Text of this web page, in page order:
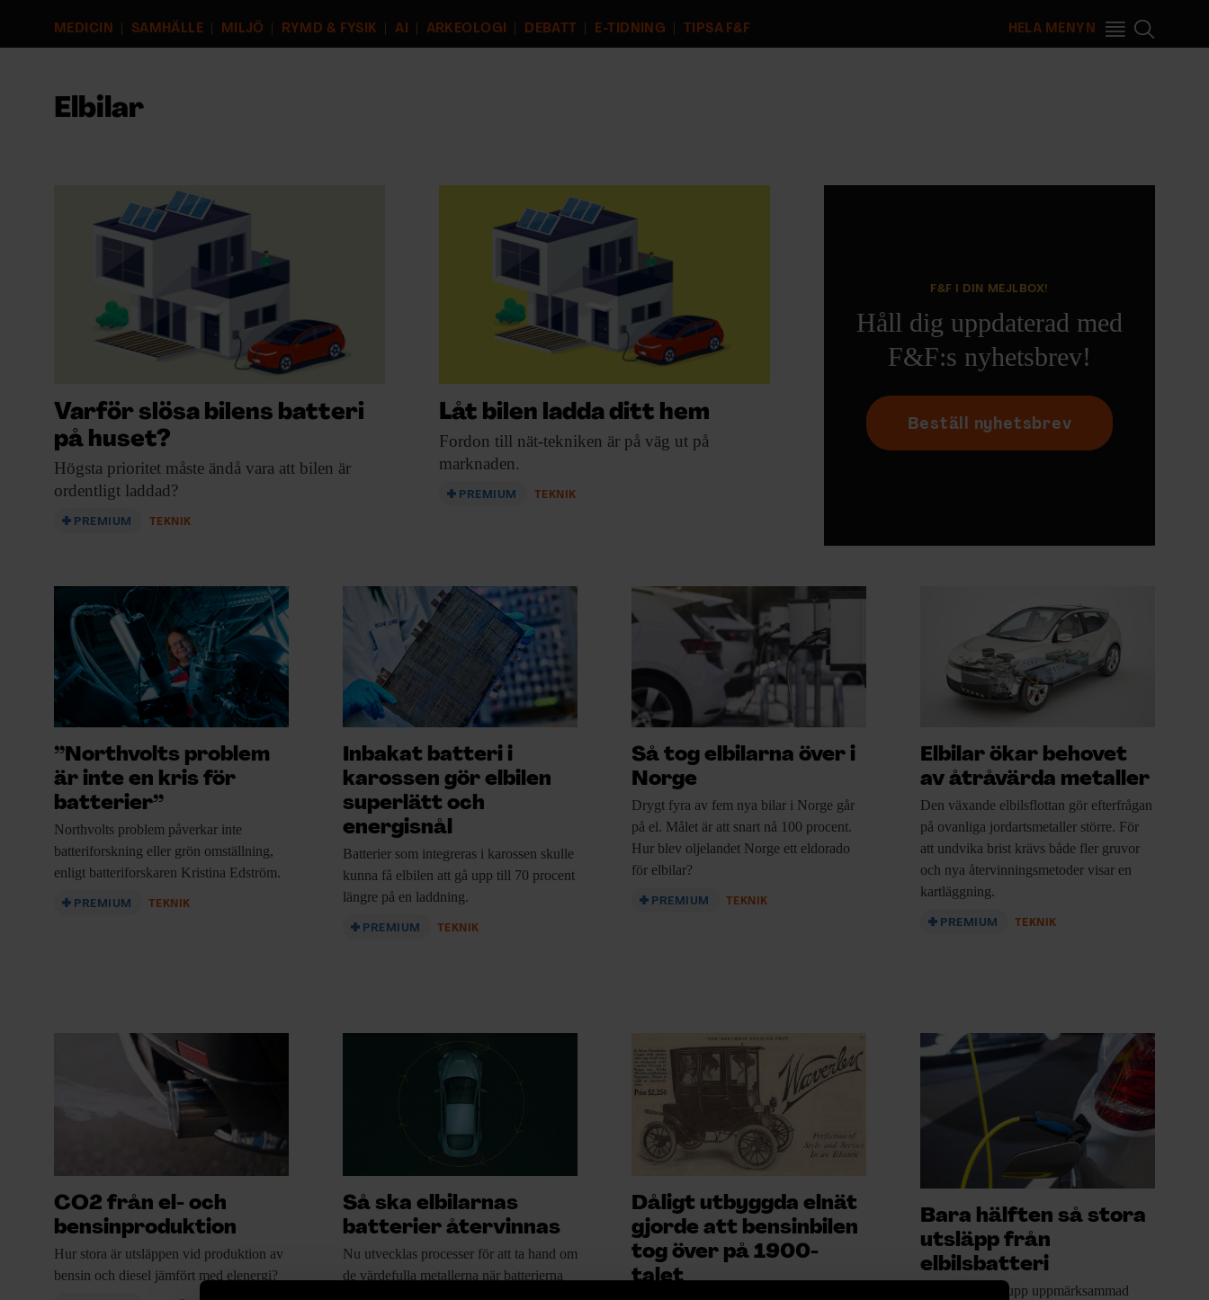
MEDICIN SAMHÄLLE MILJÖ RYMD & FYSIK AI ARKEOLOGI DEBATT E-TIDNING TIPSA F&F HELA MENYN
EVENEMANG & RESOR
KONTAKTA F&F
PRENUMERERA PÅ F&F
ANNONSERA I F&F
OM F&F
Elbilar
Varför slösa bilens batteri
på huset?
Högsta prioritet måste ändå vara att bilen är
ordentligt laddad?
PREMIUM TEKNIK
Låt bilen ladda ditt hem
Fordon till nät-tekniken är på väg ut på
marknaden.
PREMIUM TEKNIK
F&F I DIN MEJLBOX!
Håll dig uppdaterad med
F&F:s nyhetsbrev!
Beställ nyhetsbrev
”Northvolts problem
är inte en kris för
batterier”
Northvolts problem påverkar inte
batteriforskning eller grön omställning,
enligt batteriforskaren Kristina Edström.
PREMIUM TEKNIK
Inbakat batteri i
karossen gör elbilen
superlätt och
energisnål
Batterier som integreras i karossen skulle
kunna få elbilen att gå upp till 70 procent
längre på en laddning.
PREMIUM TEKNIK
Så tog elbilarna över i
Norge
Drygt fyra av fem nya bilar i Norge går
på el. Målet är att snart nå 100 procent.
Hur blev oljelandet Norge ett eldorado
för elbilar?
PREMIUM TEKNIK
Elbilar ökar behovet
av åtråvärda metaller
Den växande elbilsflottan gör efterfrågan
på ovanliga jordartsmetaller större. För
att undvika brist krävs både fler gruvor
och nya återvinningsmetoder visar en
kartläggning.
PREMIUM TEKNIK
CO2 från el- och
bensinproduktion
Hur stora är utsläppen vid produktion av
bensin och diesel jämfört med elenergi?
Så ska elbilarnas
batterier återvinnas
Nu utvecklas processer för att ta hand om
de värdefulla metallerna när batterierna
Dåligt utbyggda elnät
gjorde att bensinbilen
tog över på 1900-
talet
Bara hälften så stora
utsläpp från
elbilsbatteri
Forskare följer upp uppmärksammad